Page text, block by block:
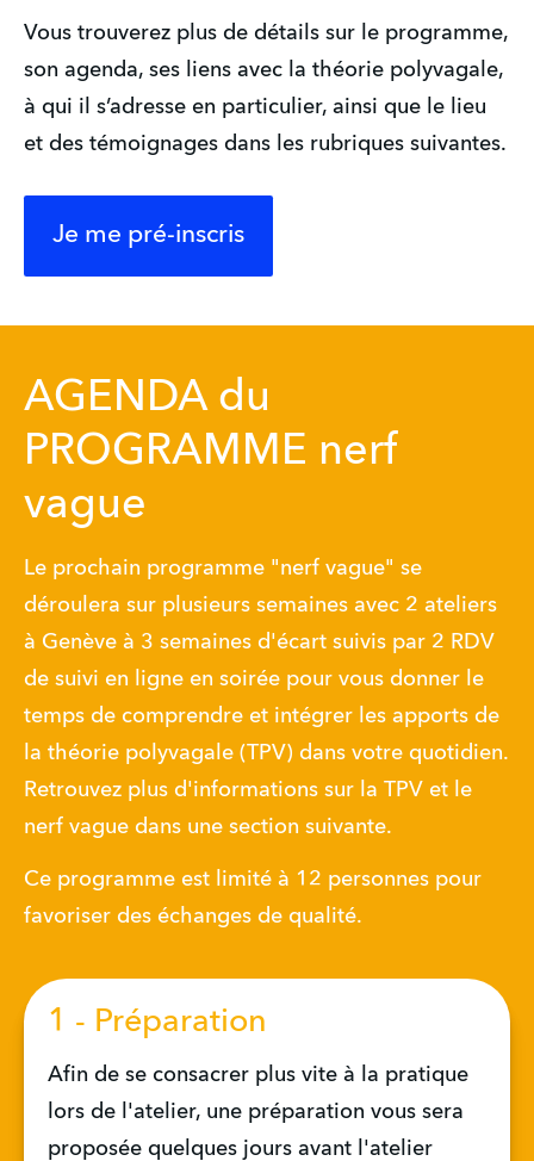
Vous trouverez plus de détails sur le programme,
son agenda, ses liens avec la théorie polyvagale,
à qui il s’adresse en particulier, ainsi que le lieu
et des témoignages dans les rubriques suivantes.
Je me pré-inscris
AGENDA du
PROGRAMME nerf
vague
Le prochain programme "nerf vague" se
déroulera sur plusieurs semaines avec 2 ateliers
à Genève à 3 semaines d'écart suivis par 2 RDV
de suivi en ligne en soirée pour vous donner le
temps de comprendre et intégrer les apports de
la théorie polyvagale (TPV) dans votre quotidien.
Retrouvez plus d'informations sur la TPV et le
nerf vague dans une section suivante.
Ce programme est limité à 12 personnes pour
favoriser des échanges de qualité.
1 - Préparation
Afin de se consacrer plus vite à la pratique
lors de l'atelier, une préparation vous sera
proposée quelques jours avant l'atelier